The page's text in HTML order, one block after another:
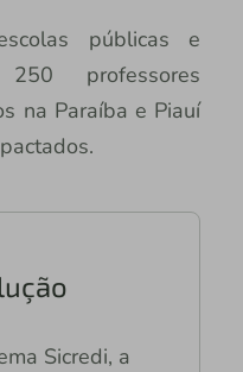
públicas e
professores
na Paraíba e Piauí
Sicredi, a